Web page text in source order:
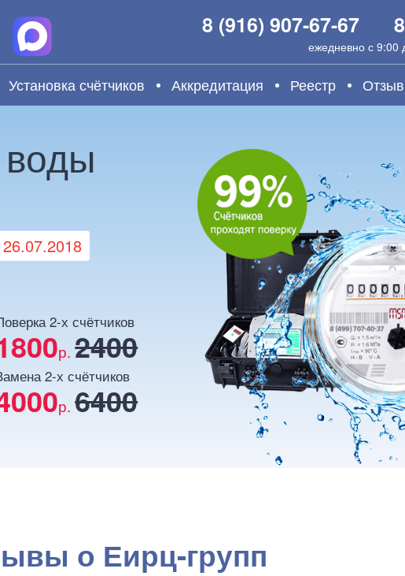
8 (916) 907-67-67
ежедневно с 9:00
Установка счётчиков Аккредитация Реестр
2-х счётчиков
р. 2400
2-х счётчиков
р. 6400
о Еирц-групп